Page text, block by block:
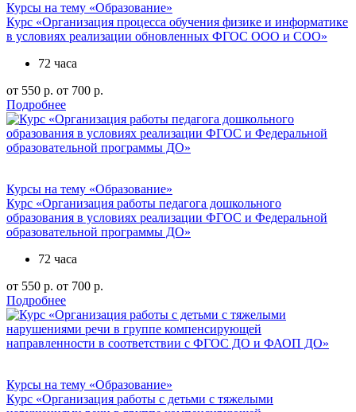
Курсы на тему «Образование»
Курс «Организация процесса обучения физике и информатике
в условиях реализации обновленных ФГОС ООО и СОО»
72 часа
от 550 р. от 700 р.
Подробнее
Курсы на тему «Образование»
Курс «Организация работы педагога дошкольного
образования в условиях реализации ФГОС и Федеральной
образовательной программы ДО»
72 часа
от 550 р. от 700 р.
Подробнее
Курсы на тему «Образование»
Курс «Организация работы с детьми с тяжелыми